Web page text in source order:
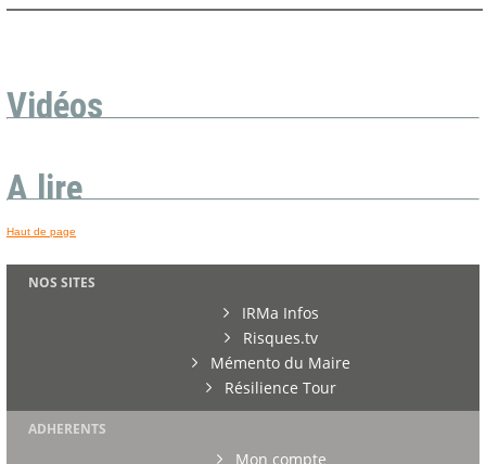
Vidéos
A lire
Haut de page
NOS SITES
IRMa Infos
Risques.tv
Mémento du Maire
Résilience Tour
ADHERENTS
Mon compte